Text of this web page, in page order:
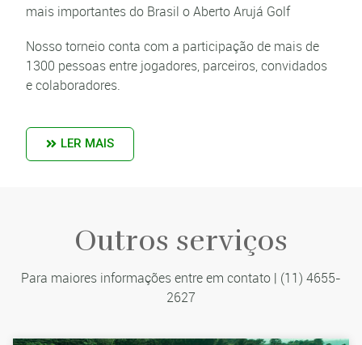
mais importantes do Brasil o Aberto Arujá Golf
Nosso torneio conta com a participação de mais de
1300 pessoas entre jogadores, parceiros, convidados
e colaboradores.
LER MAIS
Outros serviços
Para maiores informações entre em contato | (11) 4655-
2627